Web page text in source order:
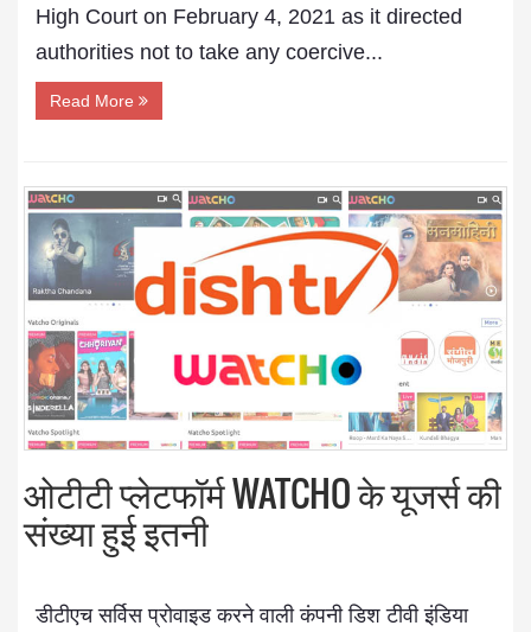
High Court on February 4, 2021 as it directed
authorities not to take any coercive...
Read More
ओटीटी प्लेटफॉर्म WATCHO के यूजर्स की
संख्या हुई इतनी
डीटीएच सर्विस प्रोवाइड करने वाली कंपनी डिश टीवी इंडिया